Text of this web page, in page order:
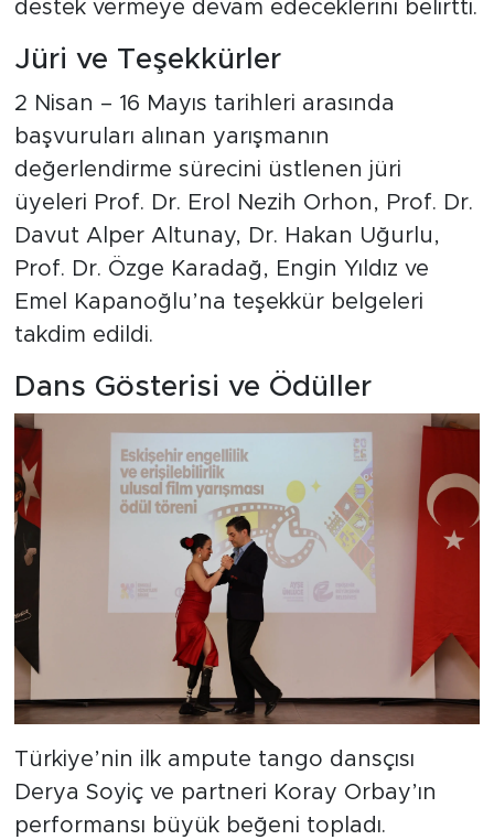
destek vermeye devam edeceklerini belirtti.
Jüri ve Teşekkürler
2 Nisan – 16 Mayıs tarihleri arasında
başvuruları alınan yarışmanın
değerlendirme sürecini üstlenen jüri
üyeleri Prof. Dr. Erol Nezih Orhon, Prof. Dr.
Davut Alper Altunay, Dr. Hakan Uğurlu,
Prof. Dr. Özge Karadağ, Engin Yıldız ve
Emel Kapanoğlu’na teşekkür belgeleri
takdim edildi.
Dans Gösterisi ve Ödüller
Türkiye’nin ilk ampute tango dansçısı
Derya Soyiç ve partneri Koray Orbay’ın
performansı büyük beğeni topladı.